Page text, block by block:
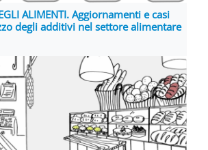
ALIMENTI. Aggiornamenti e casi
degli additivi nel settore alimentare